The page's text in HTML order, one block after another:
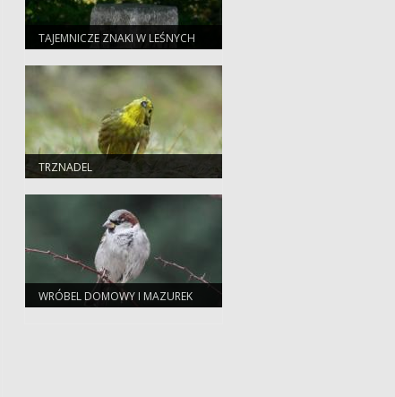
TAJEMNICZE ZNAKI W LEŚNYCH
OSTĘPACH
TRZNADEL
WRÓBEL DOMOWY I MAZUREK